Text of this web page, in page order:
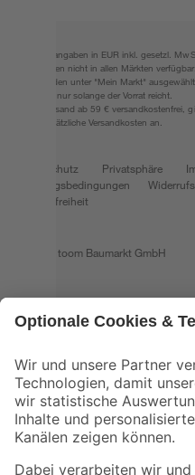
Alle Preisangaben in EUR inkl. gesetzl.
Umständen nicht in allen Märkten
sich auf den unter "Mein Markt"
Produkte nur solange der Vorrat reicht.
*Paketversand ab 59 € versandkostenfrei,
fallen zusätzliche Versandkosten an.
Datenschutz Privatsphäre
Nutzungsbedingungen
Barrierefreiheit
© 2026 toom Baumarkt GmbH